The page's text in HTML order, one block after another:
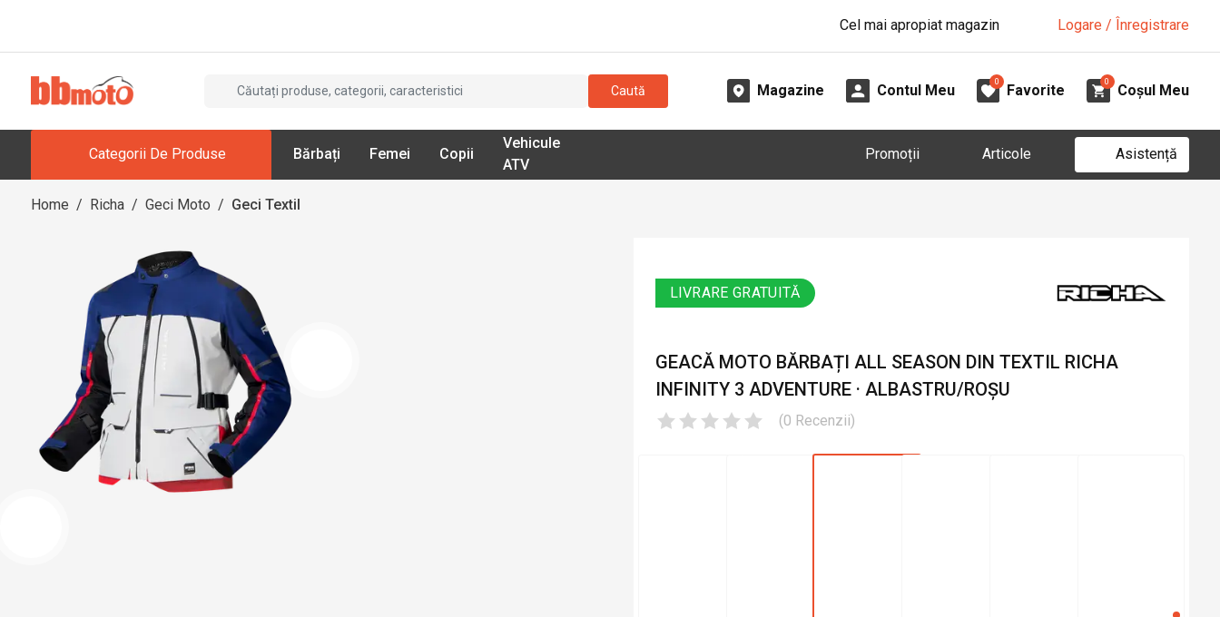
Cel mai apropiat magazin Logare / Înregistrare
Caută Magazine Contul Meu
0
Favorite
0
Coșul Meu
Categorii De Produse Bărbați Femei Copii
Vehicule
ATV
Promoții Articole Asistență
Home / Richa / Geci Moto / Geci Textil
LIVRARE GRATUITĂ
GEACĂ MOTO BĂRBAȚI ALL SEASON DIN TEXTIL RICHA
INFINITY 3 ADVENTURE · ALBASTRU/ROȘU
(0 Recenzii)